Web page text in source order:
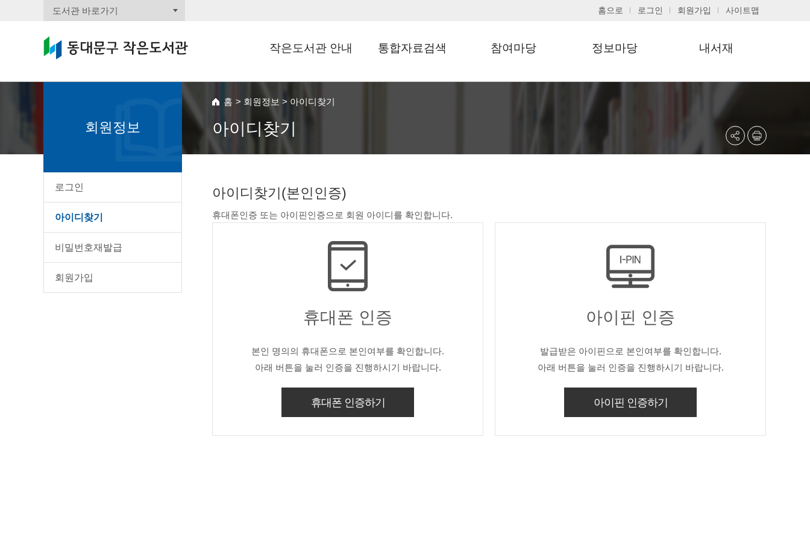
도서관 바로가기 홈으로 로그인 회원가입 사이트맵
작은도서관 안내
지도에서찾기
자료이용 안내
회원가입 안내
모바일 회원증
통합자료검색
희망도서신청
참여마당 정보마당
자주하는질문
내서재
대출현황조회
희망도서신청조회
문화행사신청조회
회원정보
로그인
아이디찾기
비밀번호재발급
회원가입
홈 > 회원정보 > 아이디찾기
아이디찾기
아이디찾기(본인인증)
휴대폰인증 또는 아이핀인증으로 회원 아이디를 확인합니다.
휴대폰 인증
본인 명의의 휴대폰으로 본인여부를 확인합니다.
아래 버튼을 눌러 인증을 진행하시기 바랍니다.
휴대폰 인증하기
아이핀 인증
발급받은 아이핀으로 본인여부를 확인합니다.
아래 버튼을 눌러 인증을 진행하시기 바랍니다.
아이핀 인증하기